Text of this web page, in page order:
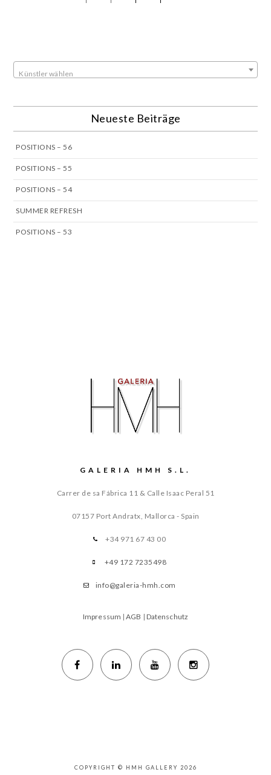
Künstler wählen
Neueste Beiträge
POSITIONS – 56
POSITIONS – 55
POSITIONS – 54
SUMMER REFRESH
POSITIONS – 53
GALERIA HMH S.L.
Carrer de sa Fábrica 11 & Calle Isaac Peral 51
07157 Port Andratx, Mallorca - Spain
+34 971 67 43 00
+49 172 7235498
info@galeria-hmh.com
Impressum |AGB | Datenschutz
COPYRIGHT © HMH GALLERY 2026